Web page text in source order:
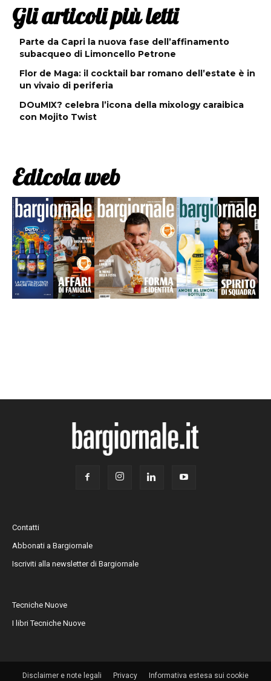
Gli articoli più letti
Parte da Capri la nuova fase dell’affinamento
subacqueo di Limoncello Petrone
Flor de Maga: il cocktail bar romano dell’estate è in
un vivaio di periferia
DOuMIX? celebra l’icona della mixology caraibica
con Mojito Twist
Edicola web
Contatti
Abbonati a Bargiornale
Iscriviti alla newsletter di Bargiornale
Tecniche Nuove
I libri Tecniche Nuove
Disclaimer e note legali Privacy Informativa estesa sui cookie